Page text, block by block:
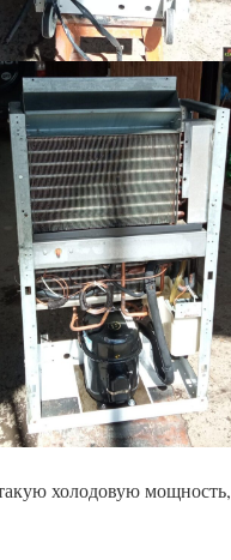
холодовую мощность,